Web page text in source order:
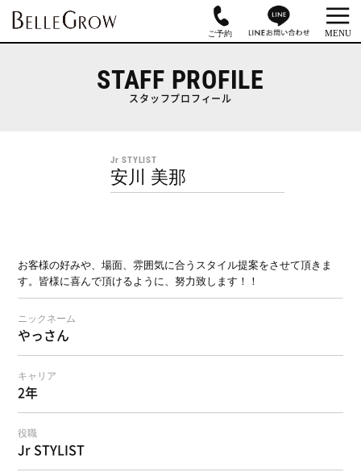
STAFF PROFILE
スタッフプロフィール
Jr STYLIST
安川 美那
お客様の好みや、場面、雰囲気に合うスタイル提案をさせて頂きま
す。皆様に喜んで頂けるように、努力致します！！
ニックネーム
やっさん
キャリア
2年
役職
Jr STYLIST